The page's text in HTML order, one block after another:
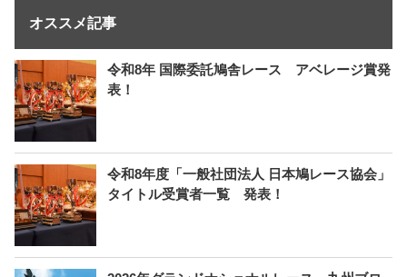
オススメ記事
令和8年 国際委託鳩舎レース アベレージ賞発
表！
令和8年度「一般社団法人 日本鳩レース協会」
タイトル受賞者一覧 発表！